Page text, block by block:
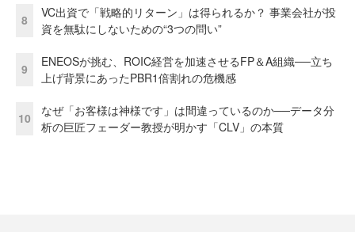
8
VC出資で「戦略的リターン」は得られるか？ 事業会社が投
資を無駄にしないための“3つの問い”
9
ENEOSが挑む、ROIC経営を加速させるFP＆A組織──立ち
上げ背景にあったPBR1倍割れの危機感
10
なぜ「お客様は神様です」は間違っているのか──データ分
析の巨匠フェーダー教授が明かす「CLV」の本質